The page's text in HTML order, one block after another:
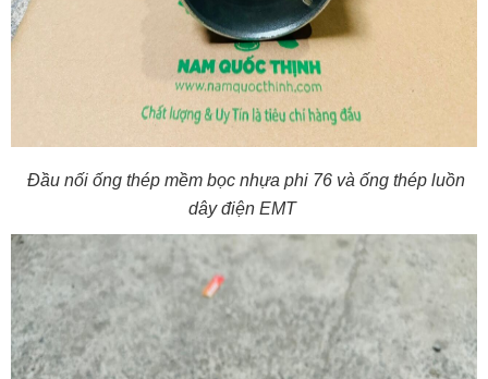
Đầu nối ống thép mềm bọc nhựa phi 76 và ống thép luồn
dây điện EMT